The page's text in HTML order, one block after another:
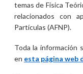
temas de Física
relacionados con
Partículas (AFNP).
Toda la información
en esta página web